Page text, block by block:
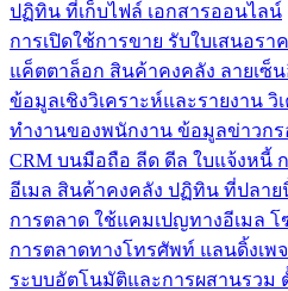
ปฏิทิน ที่เก็บไฟล์ เอกสารออนไลน์
การเปิดใช้การขาย รับใบเสนอรา
แค็ตตาล็อก สินค้าคงคลัง ลายเซ็
ข้อมูลเชิงวิเคราะห์และรายงาน วิ
ทำงานของพนักงาน ข้อมูลข่าวกร
CRM บนมือถือ ลีด ดีล ใบแจ้งหนี้
อีเมล สินค้าคงคลัง ปฏิทิน ที่ปลา
การตลาด ใช้แคมเปญทางอีเมล
การตลาดทางโทรศัพท์ แลนดิ้งเพจ
ระบบอัตโนมัติและการผสานรวม